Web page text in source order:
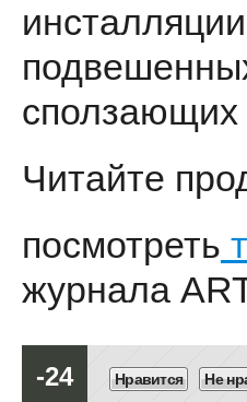
сползающих
Читайте
посмотреть
журнала
-24 Нравится Не